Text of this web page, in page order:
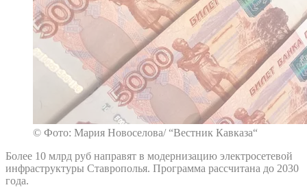
© Фото: Мария Новоселова/ “Вестник Кавказа“
Более 10 млрд руб направят в модернизацию электросетевой
инфраструктуры Ставрополья. Программа рассчитана до 2030
года.